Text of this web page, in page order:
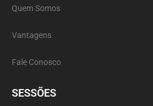
Quem Somos
Vantagens
Fale Conosco
SESSÕES